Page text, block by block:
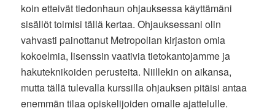
koin etteivät tiedonhaun ohjauksessa käyttämäni
sisällöt toimisi tällä kertaa. Ohjauksessani olin
vahvasti painottanut Metropolian kirjaston omia
kokoelmia, lisenssin vaativia tietokantojamme ja
hakuteknikoiden perusteita. Niillekin on aikansa,
mutta tällä tulevalla kurssilla ohjauksen pitäisi antaa
enemmän tilaa opiskelijoiden omalle ajattelulle.